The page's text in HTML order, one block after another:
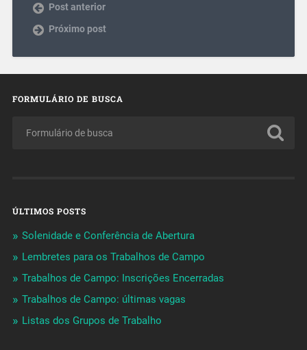
Post anterior
Próximo post
FORMULÁRIO DE BUSCA
ÚLTIMOS POSTS
Solenidade e Conferência de Abertura
Lembretes para os Trabalhos de Campo
Trabalhos de Campo: Inscrições Encerradas
Trabalhos de Campo: últimas vagas
Listas dos Grupos de Trabalho